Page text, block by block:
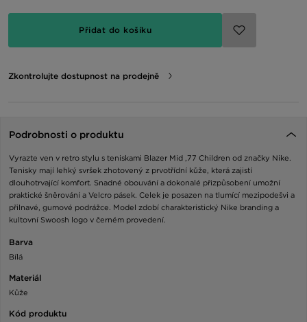
Přidat do košíku
Zkontrolujte dostupnost na prodejně
Podrobnosti o produktu
Vyrazte ven v retro stylu s teniskami Blazer Mid ‚77 Children od značky Nike.
Tenisky mají lehký svršek zhotovený z prvotřídní kůže, která zajistí
dlouhotrvající komfort. Snadné obouvání a dokonalé přizpůsobení umožní
praktické šněrování a Velcro pásek. Celek je posazen na tlumící mezipodešvi a
přilnavé, gumové podrážce. Model zdobí charakteristický Nike branding a
kultovní Swoosh logo v černém provedení.
Barva
Bílá
Materiál
Kůže
Kód produktu